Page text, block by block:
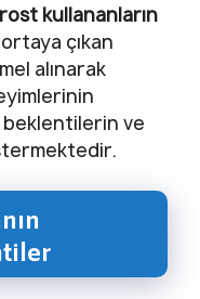
kullananların
çıkan
alınarak
beklentilerin ve